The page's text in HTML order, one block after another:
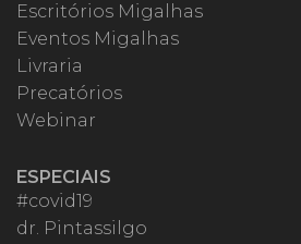
Escritórios Migalhas
Eventos Migalhas
Livraria
Precatórios
Webinar
ESPECIAIS
#covid19
dr. Pintassilgo